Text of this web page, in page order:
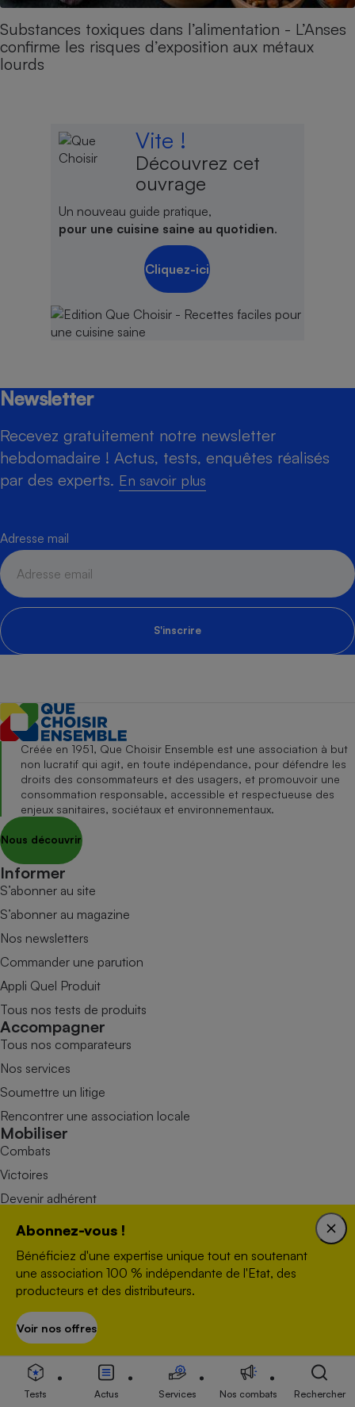
Substances toxiques dans l’alimentation - L’Anses
confirme les risques d’exposition aux métaux
lourds
Vite !
Découvrez cet
ouvrage
Un nouveau guide pratique,
pour une cuisine saine au quotidien.
Cliquez-ici
Newsletter
Recevez gratuitement notre newsletter
hebdomadaire ! Actus, tests, enquêtes réalisés
par des experts. En savoir plus
Adresse mail
S'inscrire
Abonnez-vous !
Bénéficiez d'une expertise unique tout en soutenant
une association 100 % indépendante de l'Etat, des
producteurs et des distributeurs.
Voir nos offres
Créée en 1951, Que Choisir Ensemble est une association à but
non lucratif qui agit, en toute indépendance, pour défendre les
droits des consommateurs et des usagers, et promouvoir une
consommation responsable, accessible et respectueuse des
enjeux sanitaires, sociétaux et environnementaux.
Nous découvrir
Informer
S’abonner au site
S’abonner au magazine
Nos newsletters
Commander une parution
Appli Quel Produit
Tous nos tests de produits
Accompagner
Tous nos comparateurs
Nos services
Soumettre un litige
Rencontrer une association locale
Mobiliser
Combats
Victoires
Devenir adhérent
Devenir bénévole
Nous contacter
Tests Actus Services Nos combats Rechercher